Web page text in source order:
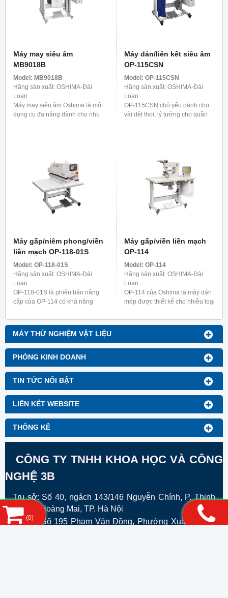
MÁY THỬ NGHIỆM VẬT LIỆU
PHÒNG KINH DOANH
TIN TỨC NỔI BẬT
LIÊN KẾT WEBSITE
THỐNG KÊ
Máy may siêu âm
MB9018B
Model: MB9018B
Hãng sản xuất: OSHIMA-Đài
Loan
Máy may siêu âm Oshima là một
dụng cụ đa năng dành cho nhu
Máy dán/liên kết siêu âm
OP-115CSN
Model: OP-115CSN
Hãng sản xuất: OSHIMA-Đài
Loan
OP-115CSN chủ yếu dành cho
vải dệt thoi, lý tưởng cho quần
Máy gấp/niêm phong/viền
liền mạch OP-118-01S
Model: OP-118-01S
Hãng sản xuất: OSHIMA-Đài
Loan
OP-118-01S là phiên bản nâng
cấp của OP-114 có khả năng
thêm máy dán. Máy này được
thiết kế đặc biệt để làm dây ...
Máy gấp/viền liền mạch
OP-114
Model: OP-114
Hãng sản xuất: OSHIMA-Đài
Loan
OP-114 của Oshima là máy dán
mép được thiết kế cho nhiều loại
lót nữ, áo sơ mi và quần áo chức
CÔNG TY TNHH KHOA HỌC VÀ CÔNG
NGHỆ 3B
Trụ sở: Số 40, ngách 143/146 Nguyễn Chính, P. Thịnh
Liệt, Q. Hoàng Mai, TP. Hà Nội
VPGD: Số 195 Phạm Văn Đồng, Phường Xuân ĐỈnh ,
(0)